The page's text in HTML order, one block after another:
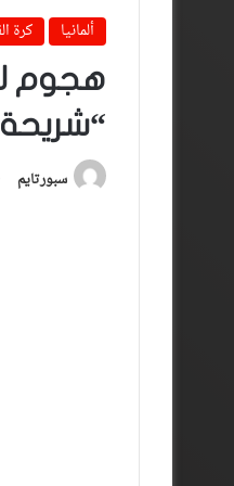
ألمانيا
كرة
هجوم
سبورتايم